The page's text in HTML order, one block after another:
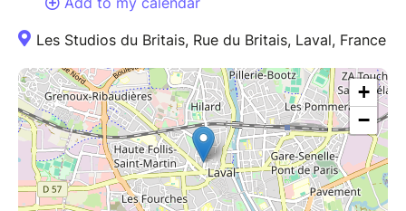
Venir en tenue souple avec de quoi s'hydrater. Danse
antidérapantes.
Adhésion obligatoire à l'association Danse & Bien-
être 53, locataire des Studios du Britais : 10 € pour la
saison 2025-2026.
Les Studios du Britais, Rue du Britais, Laval, France
+
−